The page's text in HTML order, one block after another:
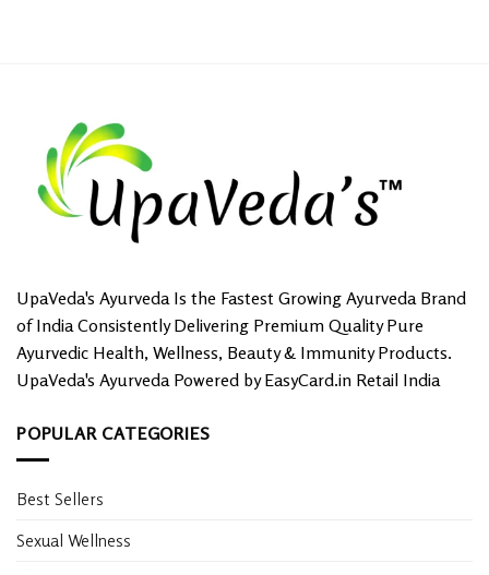
UpaVeda's Ayurveda Is the Fastest Growing Ayurveda Brand
of India Consistently Delivering Premium Quality Pure
Ayurvedic Health, Wellness, Beauty & Immunity Products.
UpaVeda's Ayurveda Powered by EasyCard.in Retail India
POPULAR CATEGORIES
Best Sellers
Sexual Wellness